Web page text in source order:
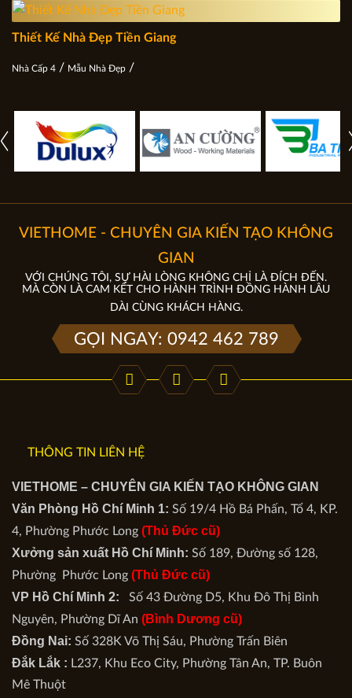
Thiết Kế Nhà Đẹp Tiền Giang
Nhà Cấp 4 / Mẫu Nhà Đẹp /
VIETHOME - CHUYÊN GIA KIẾN TẠO KHÔNG
GIAN
VỚI CHÚNG TÔI, SỰ HÀI LÒNG KHÔNG CHỈ LÀ ĐÍCH ĐẾN.
MÀ CÒN LÀ CAM KẾT CHO HÀNH TRÌNH ĐỒNG HÀNH LÂU
DÀI CÙNG KHÁCH HÀNG.
GỌI NGAY: 0942 462 789
THÔNG TIN LIÊN HỆ
VIETHOME – CHUYÊN GIA KIẾN TẠO KHÔNG GIAN
Văn Phòng Hồ Chí Minh 1: Số 19/4 Hồ Bá Phấn, Tổ 4, KP.
4, Phường Phước Long (Thủ Đức cũ)
Xưởng sản xuất Hồ Chí Minh: Số 189, Đường số 128,
Phường Phước Long (Thủ Đức cũ)
VP Hồ Chí Minh 2: Số 43 Đường D5, Khu Đô Thị Bình
Nguyên, Phường Dĩ An (Bình Dương cũ)
Đồng Nai: Số 328K Võ Thị Sáu, Phường Trấn Biên
Đắk Lắk : L237, Khu Eco City, Phường Tân An, TP. Buôn
Mê Thuột